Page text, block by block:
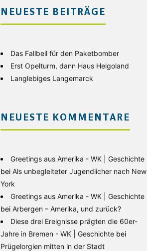
NEUESTE BEITRÄGE
Das Fallbeil für den Paketbomber
Erst Opelturm, dann Haus Helgoland
Langlebiges Langemarck
NEUESTE KOMMENTARE
Greetings aus Amerika - WK | Geschichte
bei Als unbegleiteter Jugendlicher nach New
York
Greetings aus Amerika - WK | Geschichte
bei Arbergen – Amerika, und zurück?
Diese drei Ereignisse prägten die 60er-
Jahre in Bremen - WK | Geschichte bei
Prügelorgien mitten in der Stadt